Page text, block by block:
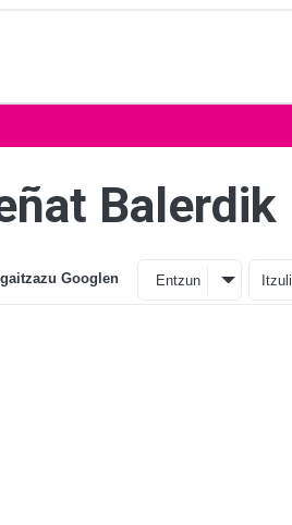
Balerdik
Googlen Entzun Itzuli